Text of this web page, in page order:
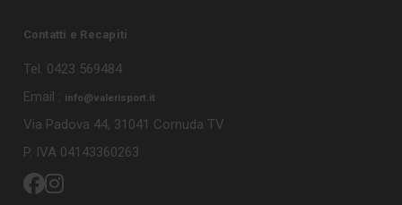
Contatti e Recapiti
Tel. 0423 569484
Email : info@valerisport.it
Via Padova 44, 31041 Cornuda TV
P. IVA 04143360263